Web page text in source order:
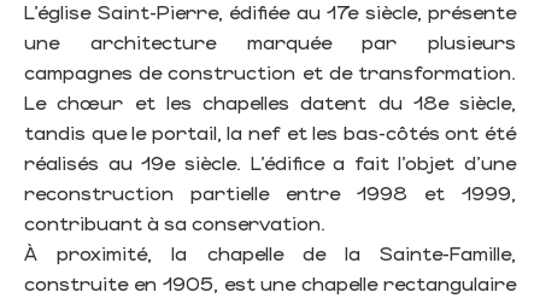
L’église Saint-Pierre, édifiée au 17e siècle, présente
une architecture marquée par plusieurs
campagnes de construction et de transformation.
Le chœur et les chapelles datent du 18e siècle,
tandis que le portail, la nef et les bas-côtés ont été
réalisés au 19e siècle. L’édifice a fait l’objet d’une
reconstruction partielle entre 1998 et 1999,
contribuant à sa conservation.
À proximité, la chapelle de la Sainte-Famille,
construite en 1905, est une chapelle rectangulaire